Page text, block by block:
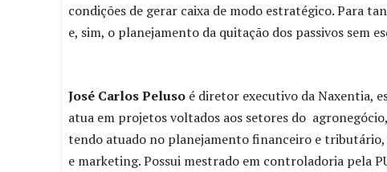
condições de gerar caixa de modo estratégico. Para
e, sim, o planejamento da quitação dos passivos sem
José Carlos Peluso é diretor executivo da Naxentia,
atua em projetos voltados aos setores do
tendo atuado no planejamento financeiro e tributário,
e marketing. Possui mestrado em controladoria pela